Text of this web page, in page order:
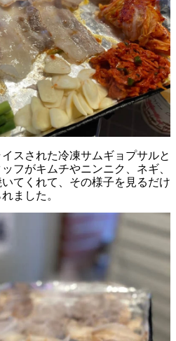
スされた冷凍サムギョプサルと
フがキムチやニンニク、ネギ、
てくれて、その様子を見るだけ
ました。